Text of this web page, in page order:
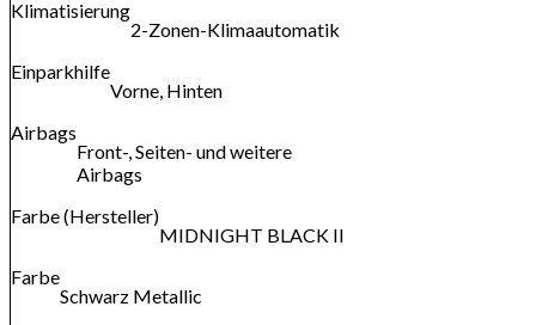
Klimatisierung
2-Zonen-Klimaautomatik
Einparkhilfe
Vorne, Hinten
Airbags
Front-, Seiten- und weitere
Airbags
Farbe (Hersteller)
MIDNIGHT BLACK II
Farbe
Schwarz Metallic